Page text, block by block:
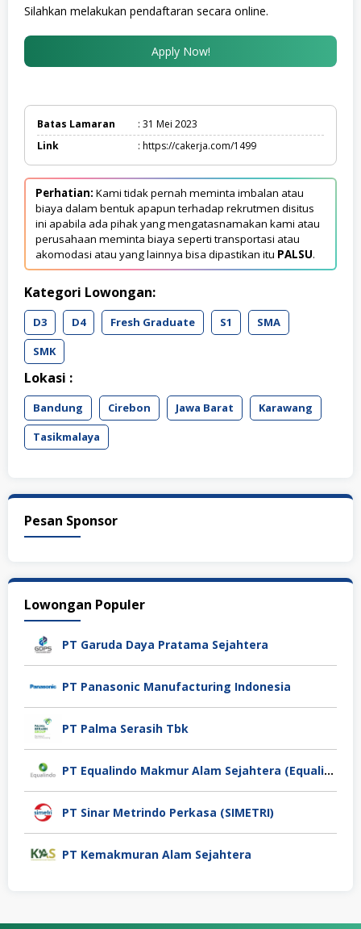
Silahkan melakukan pendaftaran secara online.
Apply Now!
Batas Lamaran
: 31 Mei 2023
Link
: https://cakerja.com/1499
Perhatian: Kami tidak pernah meminta imbalan atau
biaya dalam bentuk apapun terhadap rekrutmen disitus
ini apabila ada pihak yang mengatasnamakan kami atau
perusahaan meminta biaya seperti transportasi atau
akomodasi atau yang lainnya bisa dipastikan itu PALSU.
Kategori Lowongan:
D3 D4 Fresh Graduate S1
SMA
SMK
Lokasi :
Bandung Cirebon Jawa Barat
Karawang
Tasikmalaya
Pesan Sponsor
Lowongan Populer
PT Garuda Daya Pratama Sejahtera
PT Panasonic Manufacturing Indonesia
PT Palma Serasih Tbk
PT Equalindo Makmur Alam Sejahtera (Equalindo Group)
PT Sinar Metrindo Perkasa (SIMETRI)
PT Kemakmuran Alam Sejahtera